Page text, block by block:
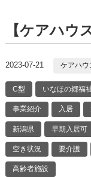
【ケアハウ
2023-07-21 ケアハウ
C型 いなほの郷福
事業紹介 入居
新潟県 早期入居可
空き状況 要介護
高齢者施設